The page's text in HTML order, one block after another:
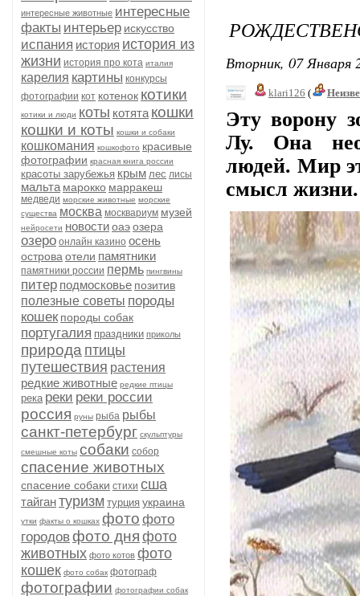
интересные животные интересные
факты интерьер искусство
испания история история из
жизни история про кота италия
карелия картины конкурсы
фотографии кот котенок котики
котики и люди коты котята кошки
кошки и коты кошки и собаки
кошкомания кошкофото красивые
фотографии красная книга россии
красоты зарубежья крым лес лисы
мальта марокко марракеш
медведи морские животные морские
существа москва москвариум музей
нейросети новостиоаэозера
озеро онлайн казино осень
острова отели памятники
памятники россии пермь пингвины
питер подмосковье позитив
полезные советы породы
кошек породы собак
португалия праздники приколы
природа птицы
путешествия растения
редкие животные редкие птицы
река реки реки россии
россия руны рыба рыбы
санкт-петербург скульптуры
смешные коты собаки собор
спасение животных
спасение собаки стихи сша
тайгантуризм турция украина
утки факты о кошках фото фото
городовфото дня фото
животных фото котов фото
кошек фото собак фотограф
фотографии фотографии собак
Вторник, 07 Января
klari126 (
Эту ворону
Лу. Она
людей. Мир
смысл жизни.